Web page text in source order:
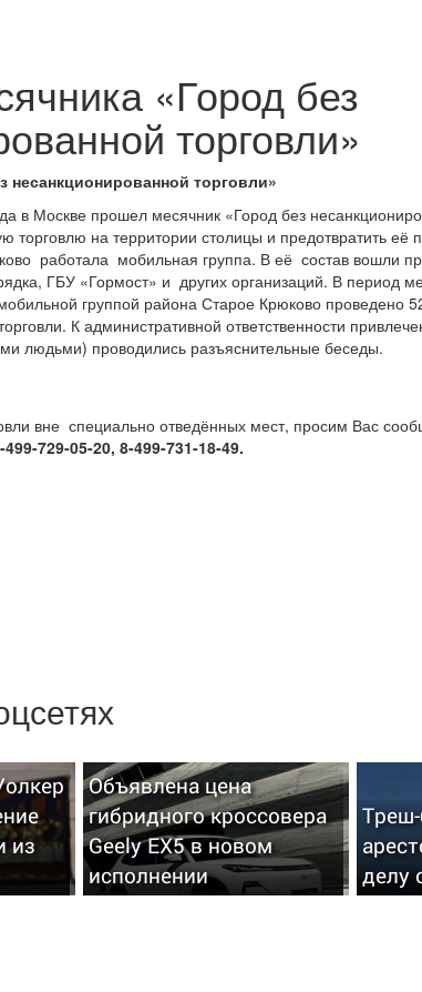
«Город без
торговли»
несанкционированной торговли»
в Москве прошел месячник «Город без
торговлю на территории столицы и предотвратить
работала мобильная группа. В её состав вошли
ГБУ «Гормост» и других организаций. В период
группой района Старое Крюково проведено
К административной ответственности
людьми) проводились разъяснительные беседы.
вне специально отведённых мест, просим Вас
499-729-05-20, 8-499-731-18-49.
из
Объявлена цена
гибридного кроссовера
Geely EX5 в новом
исполнении
делу